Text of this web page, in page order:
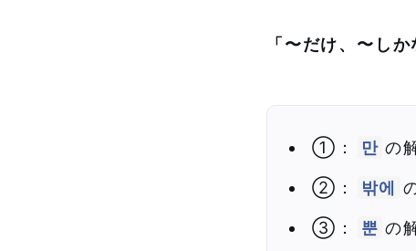
「〜だけ、〜し
①： 만 の
②： 밖에
③： 뿐 の